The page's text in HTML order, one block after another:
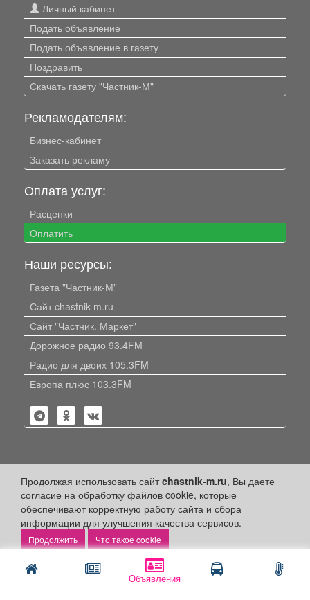
Объявления
Продолжая использовать сайтchastnik-m.ru, Вы даете
согласие на обработку файлов cookie, которые
обеспечивают корректную работу сайта и сбора
информации для улучшения качества сервисов.
Что такое cookie
Личный кабинет
Подать объявление
Подать объявление в газету
Поздравить
Скачать газету "Частник-М"
Рекламодателям:
Бизнес-кабинет
Заказать рекламу
Оплата услуг:
Расценки
Оплатить
Наши ресурсы:
Газета "Частник-М"
Сайт chastnik-m.ru
Сайт "Частник. Маркет"
Дорожное радио 93.4FM
Радио для двоих 105.3FM
Европа плюс 103.3FM
Политика конфиденциальности
Публикации с пометкой «Реклама», «На правах рекламы»,
«Партнёрский проект» оплачены рекламодателем.
Редакция сайта не несет ответственности за достоверность
объявлениях.
+16 © 2006-2026 ООО "Частник-М"